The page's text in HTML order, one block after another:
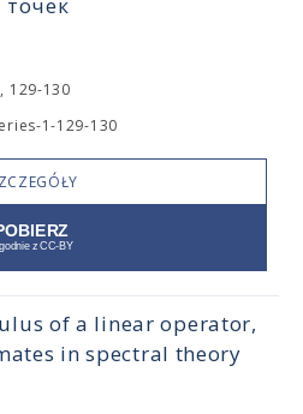
129-130
1-129-130
of a linear operator,
in spectral theory